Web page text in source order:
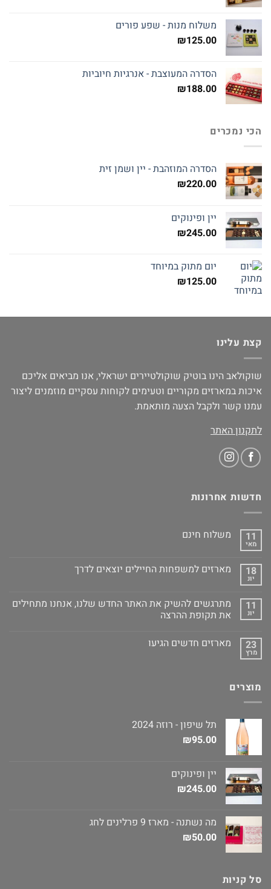
משלוח מנות - שפע פורים
₪125.00
הסדרה המעוצבת - אנרגיות חיוביות
₪188.00
הכי נמכרים
הסדרה המוזהבת - יין ושמן זית
₪220.00
יין ופינוקים
₪245.00
יום מתוק במיוחד
₪125.00
קצת עלינו
שוקולאב הינו בוטיק שוקולטיירים ישראלי, אנו מביאים אליכם
איכות במארזים מקוריים וטעימים לקוחות עסקיים מוזמנים ליצור
עמנו קשר ולקבל הצעה מותאמת.
לתקנון האתר
חדשות אחרונות
11
מאי
משלוח חינם
18
יונ
מארזים למשפחות החיילים יוצאים לדרך
11
יונ
מתרגשים להשיק את האתר החדש שלנו, אנחנו מתחילים
את תקופת ההרצה
23
מרץ
מארזים חדשים הגיעו
מוצרים
תל שיפון - רוזה 2024
₪95.00
יין ופינוקים
₪245.00
מה נשתנה - מארז 9 פרלינים לחג
₪50.00
סל קניות